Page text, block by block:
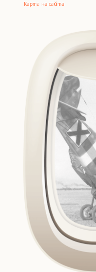
Карта на сайта